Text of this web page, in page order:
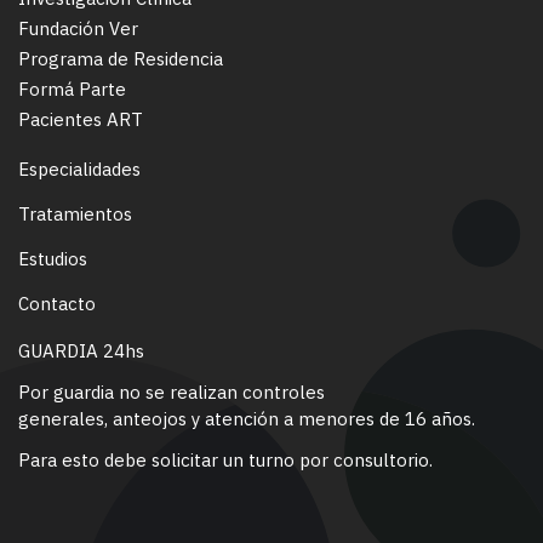
Fundación Ver
Programa de Residencia
Formá Parte
Pacientes ART
Especialidades
Tratamientos
Estudios
Contacto
GUARDIA 24hs
Por guardia no se realizan controles
generales, anteojos y atención a menores de 16 años.
Para esto debe solicitar un turno por consultorio.